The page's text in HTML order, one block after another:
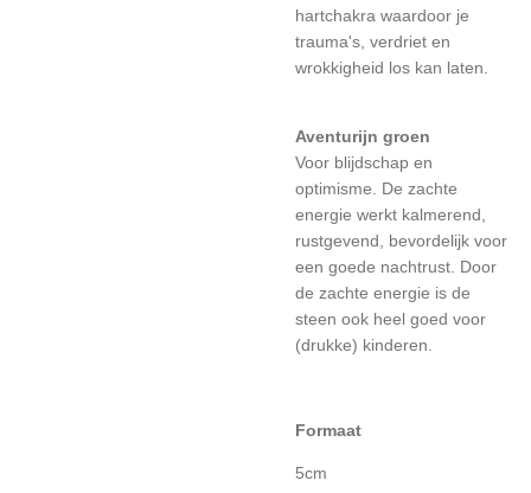
hartchakra waardoor je
trauma's, verdriet en
wrokkigheid los kan laten.
Aventurijn groen
Voor blijdschap en
optimisme. De zachte
energie werkt kalmerend,
rustgevend, bevordelijk voor
een goede nachtrust. Door
de zachte energie is de
steen ook heel goed voor
(drukke) kinderen.
Formaat
5cm